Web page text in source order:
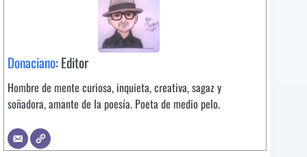
Donaciano: Editor
Hombre de mente curiosa, inquieta, creativa, sagaz y
soñadora, amante de la poesía. Poeta de medio pelo.